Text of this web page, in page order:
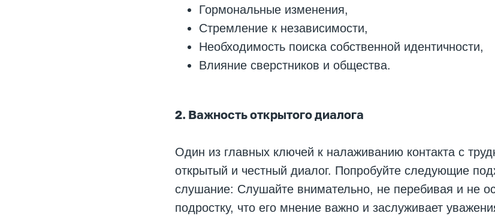
Гормональные изменения,
Стремление к независимости,
Необходимость поиска собственной идентичности,
Влияние сверстников и общества.
2. Важность открытого диалога
Один из главных ключей к налаживанию контакта с
открытый и честный диалог. Попробуйте следующие
слушание: Слушайте внимательно, не перебивая и не
подростку, что его мнение важно и заслуживает